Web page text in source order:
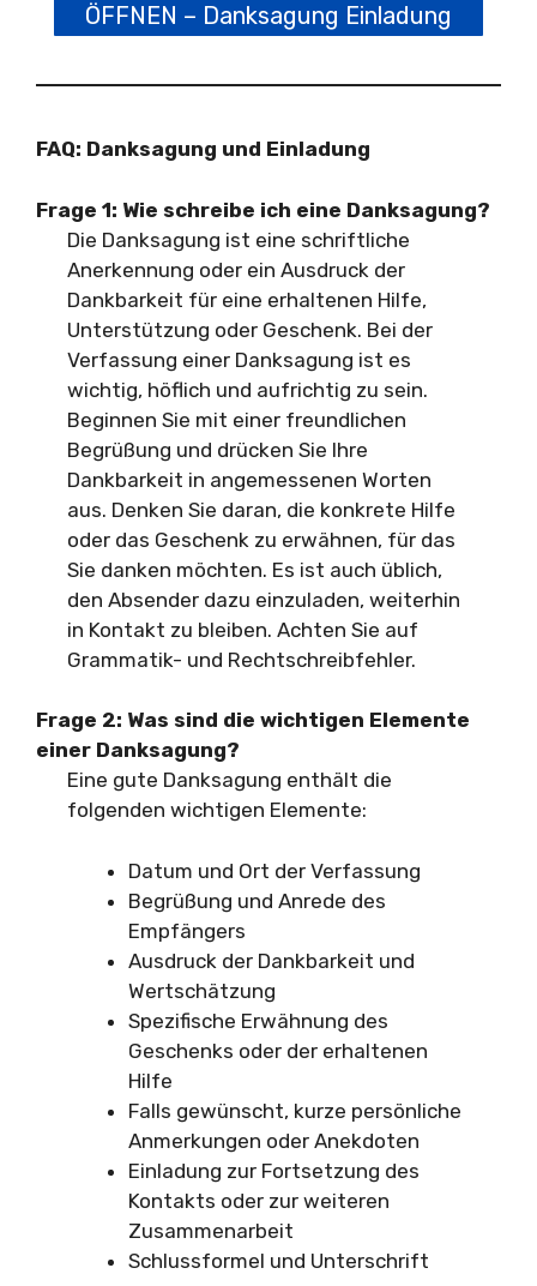
ÖFFNEN – Danksagung Einladung
FAQ: Danksagung und Einladung
Frage 1: Wie schreibe ich eine Danksagung?
Die Danksagung ist eine schriftliche
Anerkennung oder ein Ausdruck der
Dankbarkeit für eine erhaltenen Hilfe,
Unterstützung oder Geschenk. Bei der
Verfassung einer Danksagung ist es
wichtig, höflich und aufrichtig zu sein.
Beginnen Sie mit einer freundlichen
Begrüßung und drücken Sie Ihre
Dankbarkeit in angemessenen Worten
aus. Denken Sie daran, die konkrete Hilfe
oder das Geschenk zu erwähnen, für das
Sie danken möchten. Es ist auch üblich,
den Absender dazu einzuladen, weiterhin
in Kontakt zu bleiben. Achten Sie auf
Grammatik- und Rechtschreibfehler.
Frage 2: Was sind die wichtigen Elemente
einer Danksagung?
Eine gute Danksagung enthält die
folgenden wichtigen Elemente:
Datum und Ort der Verfassung
Begrüßung und Anrede des
Empfängers
Ausdruck der Dankbarkeit und
Wertschätzung
Spezifische Erwähnung des
Geschenks oder der erhaltenen
Hilfe
Falls gewünscht, kurze persönliche
Anmerkungen oder Anekdoten
Einladung zur Fortsetzung des
Kontakts oder zur weiteren
Zusammenarbeit
Schlussformel und Unterschrift